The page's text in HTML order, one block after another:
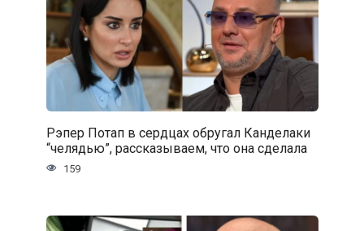
Рэпер Потап в сердцах обругал Канделаки
“челядью”, рассказываем, что она сделала
159